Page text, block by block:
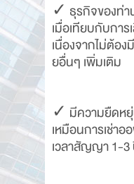
✓ ธุรกิจของท่า
เมื่อเทียบกับกา
เนื่องจากไม่ต้อ
ยอื่นๆ เพิ่มเติม
✓ มีความยืดห
เหมือนการเช่า
เวลาสัญญา 1-3